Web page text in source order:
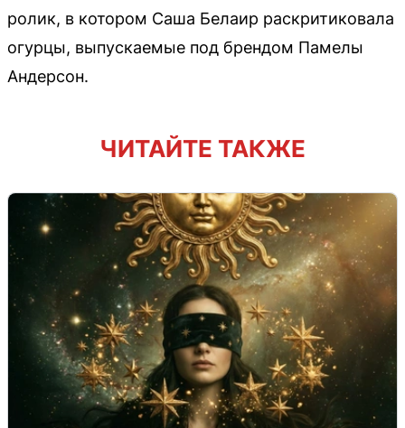
ролик, в котором Саша Белаир раскритиковала
огурцы, выпускаемые под брендом Памелы
Андерсон.
ЧИТАЙТЕ ТАКЖЕ